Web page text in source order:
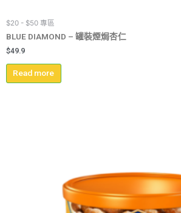
$20 - $50 專區
BLUE DIAMOND – 罐裝煙焗杏仁
$49.9
Read more